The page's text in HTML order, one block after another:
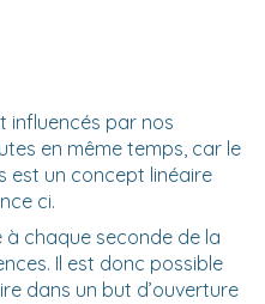
influencés par nos
en même temps, car le
est un concept linéaire
ci.
chaque seconde de la
Il est donc possible
dans un but d’ouverture